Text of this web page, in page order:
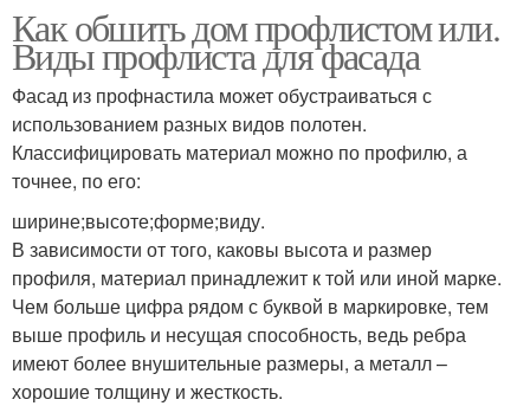
Как обшить дом профлистом или.
Виды профлиста для фасада
Фасад из профнастила может обустраиваться с
использованием разных видов полотен.
Классифицировать материал можно по профилю, а
точнее, по его:
ширине;высоте;форме;виду.
В зависимости от того, каковы высота и размер
профиля, материал принадлежит к той или иной марке.
Чем больше цифра рядом с буквой в маркировке, тем
выше профиль и несущая способность, ведь ребра
имеют более внушительные размеры, а металл –
хорошие толщину и жесткость.